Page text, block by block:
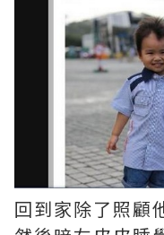
回到家除了照顧